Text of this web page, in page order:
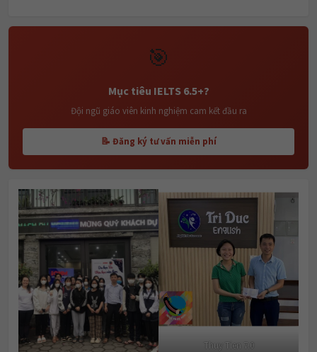
🎯
Mục tiêu IELTS 6.5+?
Đội ngũ giáo viên kinh nghiệm cam kết đầu ra
📝 Đăng ký tư vấn miễn phí
Thuy Tien 7.0